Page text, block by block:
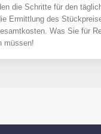
die Schritte für den
Ermittlung des
Was Sie für
müssen!